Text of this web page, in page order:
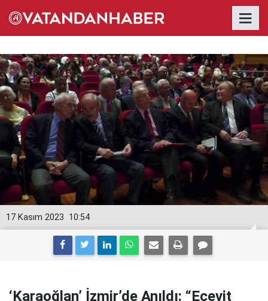
10:54
17 Kasım 2023
‘Karaoğlan’ İzmir’de Anıldı: “Ecevit